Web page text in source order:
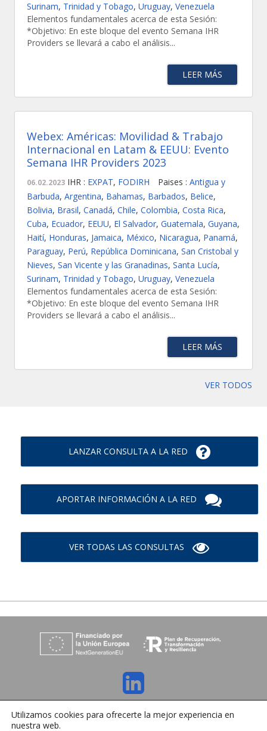
Surinam, Trinidad y Tobago, Uruguay, Venezuela
Elementos fundamentales acerca de esta Sesión:
*Objetivo: En este bloque del evento Semana IHR
Providers se llevará a cabo el análisis...
LEER MÁS
Webex: Américas: Movilidad & Trabajo
Internacional en Latam & EEUU: Evento
Semana IHR Providers 2023
06.02.2023 IHR : EXPAT, FODIRH Paises : Antigua y
Barbuda, Argentina, Bahamas, Barbados, Belice,
Bolivia, Brasil, Canadá, Chile, Colombia, Costa Rica,
Cuba, Ecuador, EEUU, El Salvador, Guatemala, Guyana,
Haití, Honduras, Jamaica, México, Nicaragua, Panamá,
Paraguay, Perú, República Dominicana, San Cristobal y
Nieves, San Vicente y las Granadinas, Santa Lucía,
Surinam, Trinidad y Tobago, Uruguay, Venezuela
Elementos fundamentales acerca de esta Sesión:
*Objetivo: En este bloque del evento Semana IHR
Providers se llevará a cabo el análisis...
LEER MÁS
VER TODOS
LANZAR CONSULTA A LA RED
APORTAR INFORMACIÓN A LA RED
VER TODAS LAS CONSULTAS
C/ Orense 6, 36970 Sanxenxo, Pontevedra
Tlfno:+34 986 72 35 64| E-mail: info@ihrmeeting.com
Utilizamos cookies para ofrecerte la mejor experiencia en
nuestra web.